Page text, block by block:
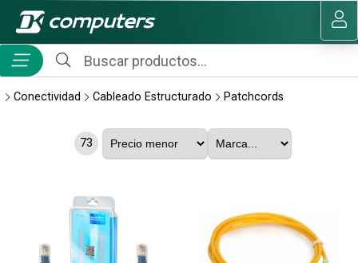
MI COMPRA
Conectividad Cableado Estructurado Patchcords
73